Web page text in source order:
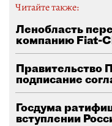
Читайте также:
Ленобласть
компанию Fiat-
Правительство
подписание
Госдума
вступлении